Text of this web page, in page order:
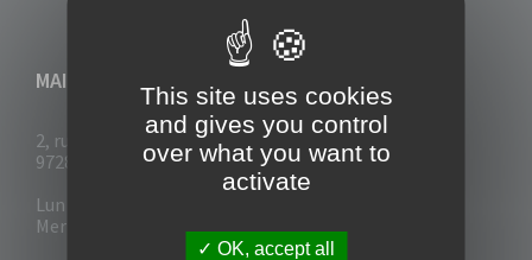
MAIRIE DU VAUCLIN
2, rue Collignon
97280 Le Vauclin
Lun - Mar : 7h30- 13h & 14h-17h
Mer-Jeu-Vend : 7h30 - 13h30
This site uses cookies
and gives you control
over what you want to
activate
OK, accept all